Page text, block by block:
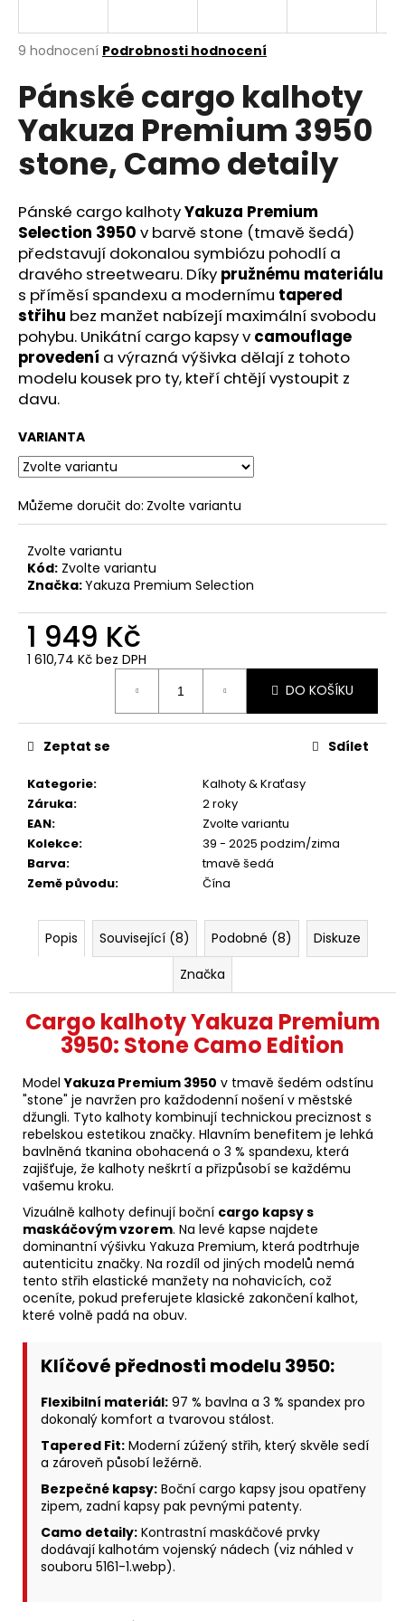
Průměrné
produktu
je
3,6
z
5
hvězdiček.
9 hodnocení Podrobnosti hodnocení
Pánské cargo kalhoty
Yakuza Premium 3950
stone, Camo detaily
Pánské cargo kalhotyYakuza Premium
Selection 3950 v barvě stone (tmavě šedá)
představují dokonalou symbiózu pohodlí a
dravého streetwearu. Díky pružnému materiálu
s příměsí spandexu a modernímu tapered
střihu bez manžet nabízejí maximální svobodu
pohybu. Unikátní cargo kapsy v camouflage
provedení a výrazná výšivka dělají z tohoto
modelu kousek pro ty, kteří chtějí vystoupit z
davu.
VARIANTA
Můžeme doručit do: Zvolte variantu
Zvolte variantu
Kód: Zvolte variantu
Značka:Yakuza Premium Selection
1 949 Kč
1 610,74 Kč bez DPH
DO KOŠÍKU
Kategorie:
Kalhoty & Kraťasy
Záruka:
2 roky
EAN:
Zvolte variantu
Kolekce:
39 - 2025 podzim/zima
Barva:
tmavě šedá
Země původu: Čína
Zeptat se Sdílet
Popis Související (8) Podobné (8)
Diskuze
Značka
Cargo kalhoty Yakuza Premium
3950: Stone Camo Edition
ModelYakuza Premium 3950 v tmavě šedém odstínu
"stone" je navržen pro každodenní nošení v městské
džungli. Tyto kalhoty kombinují technickou preciznost s
rebelskou estetikou značky. Hlavním benefitem je lehká
bavlněná tkanina obohacená o 3 % spandexu, která
zajišťuje, že kalhoty neškrtí a přizpůsobí se každému
vašemu kroku.
Vizuálně kalhoty definují boční cargo kapsy s
maskáčovým vzorem. Na levé kapse najdete
dominantní výšivku Yakuza Premium, která podtrhuje
autenticitu značky. Na rozdíl od jiných modelů nemá
tento střih elastické manžety na nohavicích, což
oceníte, pokud preferujete klasické zakončení kalhot,
které volně padá na obuv.
Klíčové přednosti modelu 3950:
Flexibilní materiál: 97 % bavlna a 3 % spandex pro
dokonalý komfort a tvarovou stálost.
Tapered Fit: Moderní zúžený střih, který skvěle sedí
a zároveň působí ležérně.
Bezpečné kapsy: Boční cargo kapsy jsou opatřeny
zipem, zadní kapsy pak pevnými patenty.
Camo detaily: Kontrastní maskáčové prvky
dodávají kalhotám vojenský nádech (viz náhled v
souboru 5161-1.webp).
j
t
?
HLEDAT
D
o
p
o
r
u
č
u
j
e
e
PÁNSKÉ
ŠEDÉ
TRIČKO
PREMIUM
3906
749
Kč
Původně:
Kč